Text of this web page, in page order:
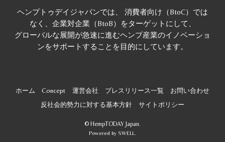
ヘンプトゥデイジャパンでは、 消費者向け（BtoC）では
なく、企業対企業（BtoB）をターゲットにして、
グローバルな展開が急速に進むヘンプ産業のイノベーショ
ンをサポートすることを目的にしています。
ホーム Concept 運営会社 プレスリリース一覧
お問い合わせ
反社会的勢力に対する基本方針
サイトポリシー
© HempTODAY Japan.
Powered by SWELL.